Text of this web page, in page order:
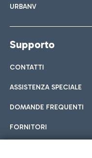
URBANV
Supporto
CONTATTI
ASSISTENZA SPECIALE
DOMANDE FREQUENTI
FORNITORI